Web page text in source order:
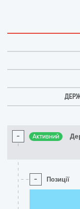
- Активний
- Позиції